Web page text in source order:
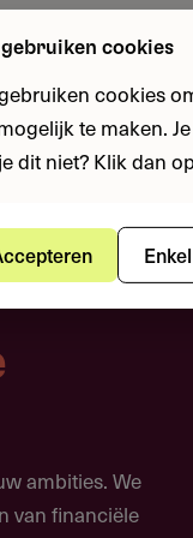
kind) |
Project
van €
(research software)
digitale tools zoals
ambities. We
van financiële
cookies
cookies
te maken.
dit niet? Klik dan